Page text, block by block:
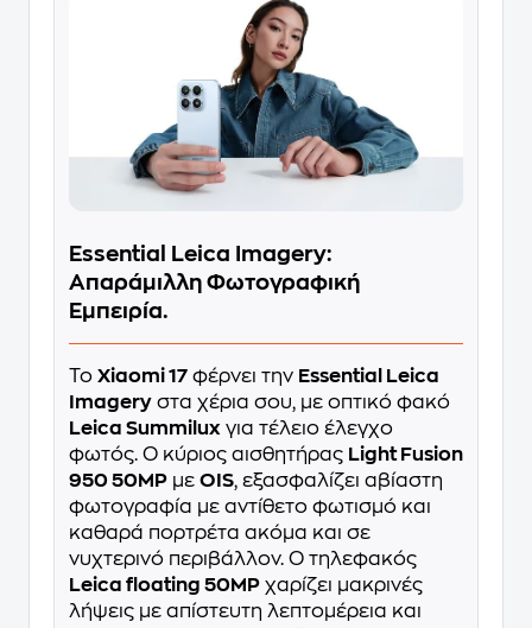
Essential Leica Imagery:
Απαράμιλλη Φωτογραφική
Εμπειρία.
Το Xiaomi 17 φέρνει την Essential Leica
Imagery στα χέρια σου, με οπτικό φακό
Leica Summilux για τέλειο έλεγχο
φωτός. Ο κύριος αισθητήρας Light Fusion
950 50MP με OIS, εξασφαλίζει αβίαστη
φωτογραφία με αντίθετο φωτισμό και
καθαρά πορτρέτα ακόμα και σε
νυχτερινό περιβάλλον. Ο τηλεφακός
Leica floating 50MP χαρίζει μακρινές
λήψεις με απίστευτη λεπτομέρεια και